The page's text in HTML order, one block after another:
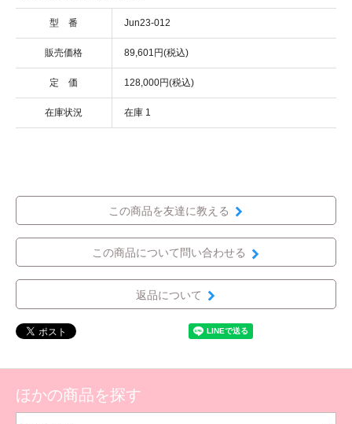
型 番 Jun23-012
販売価格 89,601円(税込)
定 価 128,000円(税込)
在庫状況 在庫 1
この商品を友達に教える
この商品について問い合わせる
返品について
ほかの商品を探す